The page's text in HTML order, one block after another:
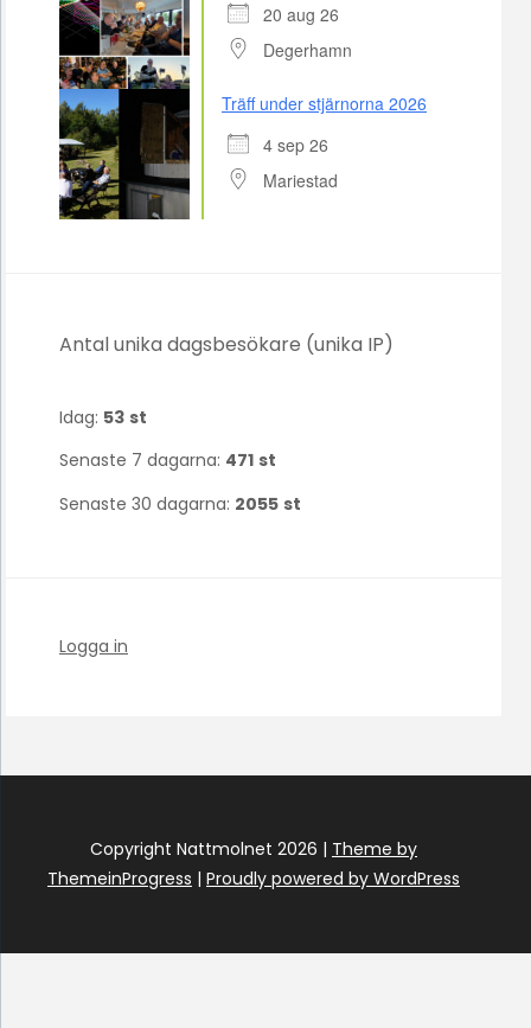
20 aug 26
Degerhamn
Träff under stjärnorna 2026
4 sep 26
Mariestad
Antal unika dagsbesökare (unika IP)
Idag: 53 st
Senaste 7 dagarna: 471 st
Senaste 30 dagarna: 2055 st
Logga in
Copyright Nattmolnet 2026 | Theme by
ThemeinProgress | Proudly powered by WordPress